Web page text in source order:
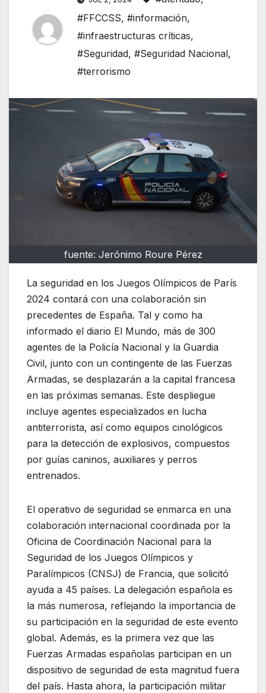
#FFCCSS, #información,
#infraestructuras críticas,
#Seguridad, #Seguridad Nacional,
#terrorismo
fuente: Jerónimo Roure Pérez
La seguridad en los Juegos Olímpicos de París
2024 contará con una colaboración sin
precedentes de España. Tal y como ha
informado el diario El Mundo, más de 300
agentes de la Policía Nacional y la Guardia
Civil, junto con un contingente de las Fuerzas
Armadas, se desplazarán a la capital francesa
en las próximas semanas. Este despliegue
incluye agentes especializados en lucha
antiterrorista, así como equipos cinológicos
para la detección de explosivos, compuestos
por guías caninos, auxiliares y perros
entrenados.
El operativo de seguridad se enmarca en una
colaboración internacional coordinada por la
Oficina de Coordinación Nacional para la
Seguridad de los Juegos Olímpicos y
Paralímpicos (CNSJ) de Francia, que solicitó
ayuda a 45 países. La delegación española es
la más numerosa, reflejando la importancia de
su participación en la seguridad de este evento
global. Además, es la primera vez que las
Fuerzas Armadas españolas participan en un
dispositivo de seguridad de esta magnitud fuera
del país. Hasta ahora, la participación militar